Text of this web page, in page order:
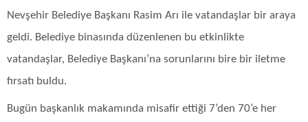
Nevşehir Belediye Başkanı Rasim Arı ile vatandaşlar bir araya
geldi. Belediye binasında düzenlenen bu etkinlikte
vatandaşlar, Belediye Başkanı’na sorunlarını bire bir iletme
fırsatı buldu.
Bugün başkanlık makamında misafir ettiği 7’den 70’e her